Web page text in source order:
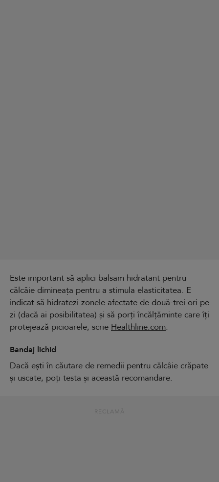
Este important să aplici balsam hidratant pentru
călcâie dimineața pentru a stimula elasticitatea. E
indicat să hidratezi zonele afectate de două-trei ori pe
zi (dacă ai posibilitatea) și să porți încălțăminte care îți
protejează picioarele, scrie Healthline.com.
Bandaj lichid
Dacă ești în căutare de remedii pentru călcâie crăpate
și uscate, poți testa și această recomandare.
RECLAMĂ